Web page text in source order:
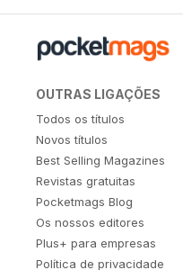
OUTRAS LIGAÇÕES
Todos os títulos
Novos títulos
Best Selling Magazines
Revistas gratuitas
Pocketmags Blog
Os nossos editores
Plus+ para empresas
Política de privacidade